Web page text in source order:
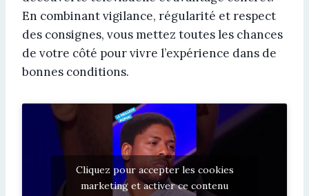
En combinant vigilance, régularité et respect
des consignes, vous mettez toutes les chances
de votre côté pour vivre l’expérience dans de
bonnes conditions.
Cliquez pour accepter les cookies
marketing et activer ce contenu